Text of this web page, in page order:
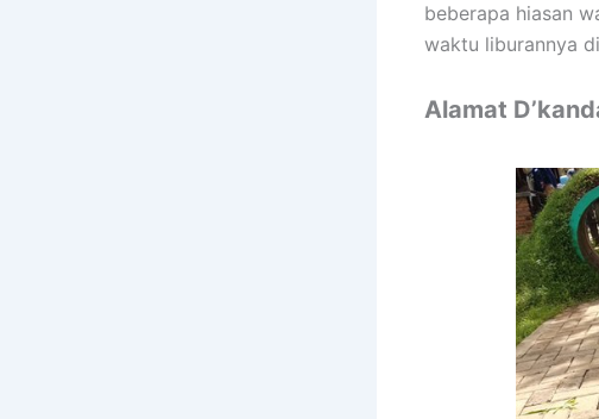
beberapa hiasan
waktu liburannya
Alamat